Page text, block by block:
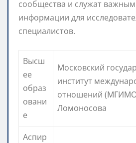
сообщества и служат
информации для
специалистов.
Высш
ее
образ
овани
е
Московский
институт
отношений
Ломоносова
Аспир